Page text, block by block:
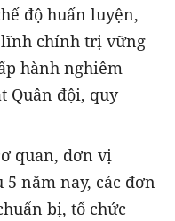
độ huấn luyện,
lĩnh chính trị vững
hành nghiêm
Quân đội, quy
quan, đơn vị
năm nay, các đơn
bị, tổ chức